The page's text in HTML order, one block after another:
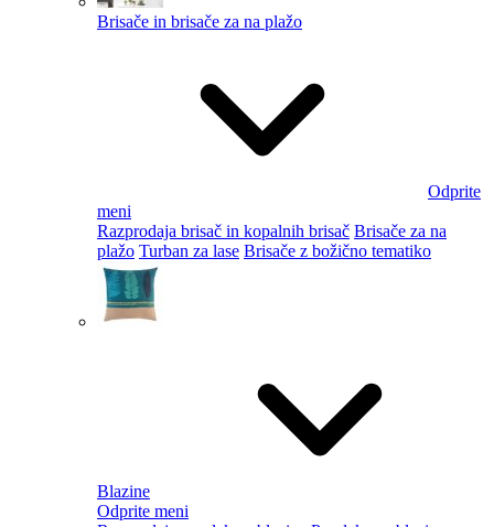
Brisače in brisače za na plažo
Odprite
meni
Razprodaja brisač in kopalnih brisač Brisače za na
plažo Turban za lase Brisače z božično tematiko
Blazine
Odprite meni